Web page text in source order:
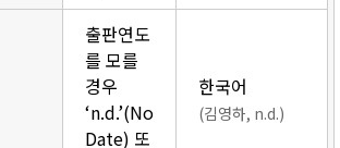
출판연도
를 모를
경우
‘n.d.’(No
Date) 또
한국어
(김영하, n.d.)